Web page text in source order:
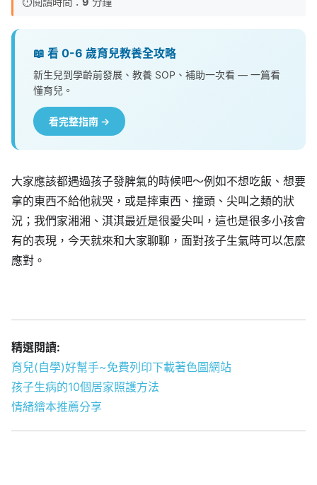
📖 看 0-6 歲育兒教養全攻略
新生兒到學齡前發展、教養 SOP、補助一次看 — 一篇看
懂育兒。
看完整指南 →
大家應該都遇過孩子發脾氣的時候吧～例如不想吃飯、想要
拿的東西不給他就哭，或是摔東西、撞頭、尖叫之類的狀
況；我們家湘湘、淇淇最近是很愛尖叫，這也是很多小孩會
有的表現，今天就來和大家聊聊，面對孩子生氣時可以怎麼
應對。
精選閱讀:
育兒(自學)好幫手~免費列印下載著色圖網站
孩子生病的10個居家照護方法
情緒繪本推薦分享